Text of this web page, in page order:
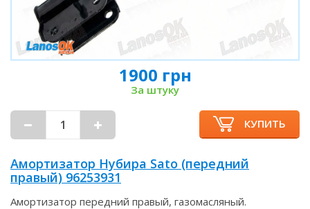
1900 грн
За штуку
КУПИТЬ
Амортизатор Нубира Sato (передний
правый) 96253931
Амортизатор передний правый, газомасляный.